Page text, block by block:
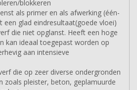
blokkeren
als primer en als afwerking (één-
glad eindresultaat(goede vloei)
die niet opglanst. Heeft een hoge
kan ideaal toegepast worden op
aan intensieve
die op zeer diverse ondergronden
zoals pleister, beton, geplamuurde